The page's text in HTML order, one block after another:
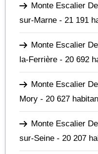
Monte Escalier
sur-Marne - 21 191
Monte Escalier
la-Ferrière - 20 692
Monte Escalier
Mory - 20 627
Monte Escalier
sur-Seine - 20 207